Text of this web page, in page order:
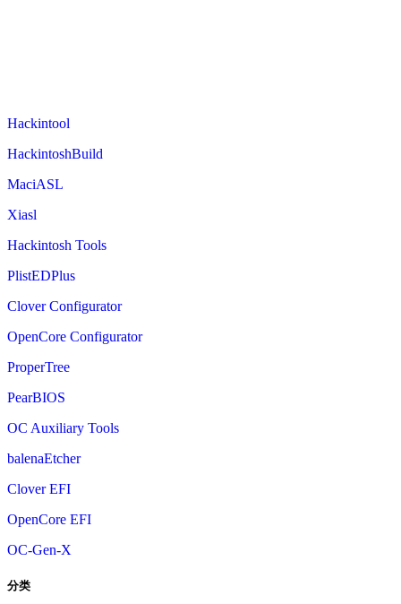
Hackintool
HackintoshBuild
MaciASL
Xiasl
Hackintosh Tools
PlistEDPlus
Clover Configurator
OpenCore Configurator
ProperTree
PearBIOS
OC Auxiliary Tools
balenaEtcher
Clover EFI
OpenCore EFI
OC-Gen-X
分类